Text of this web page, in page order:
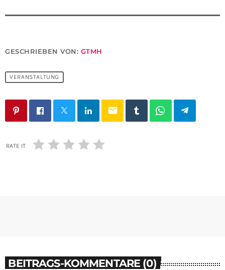
GESCHRIEBEN VON: GTMH
VERANSTALTUNG
email
RATE IT
BEITRAGS-KOMMENTARE (0)